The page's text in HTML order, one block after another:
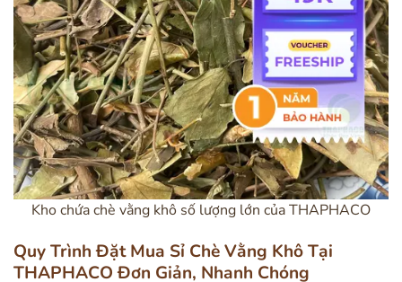
Kho chứa chè vằng khô số lượng lớn của THAPHACO
Quy Trình Đặt Mua Sỉ Chè Vằng Khô Tại
THAPHACO Đơn Giản, Nhanh Chóng